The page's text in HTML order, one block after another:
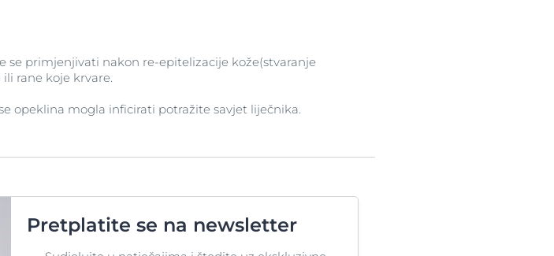
se primjenjivati nakon re-epitelizacije kože(stvaranje
rane koje krvare.
opeklina mogla inficirati potražite savjet liječnika.
Pretplatite se na newsletter